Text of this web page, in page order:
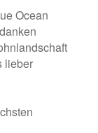
Ocean
lieber